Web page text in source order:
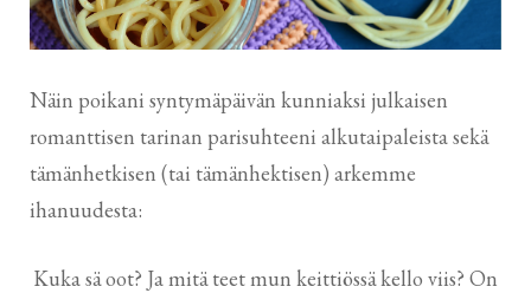
Näin poikani syntymäpäivän kunniaksi julkaisen
romanttisen tarinan parisuhteeni alkutaipaleista sekä
tämänhetkisen (tai tämänhektisen) arkemme
ihanuudesta:
Kuka sä oot? Ja mitä teet mun keittiössä kello viis? On